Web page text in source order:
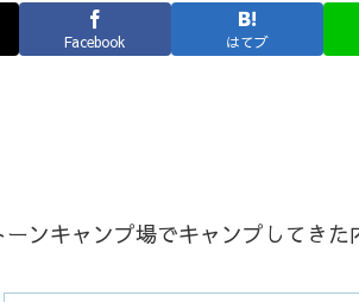
Facebook はてブ
ンキャンプ場でキャンプしてきた